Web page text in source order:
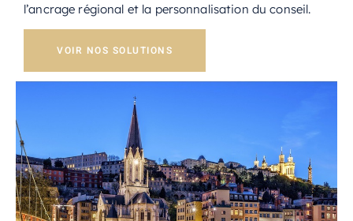
l’ancrage régional et la personnalisation du conseil.
VOIR NOS SOLUTIONS